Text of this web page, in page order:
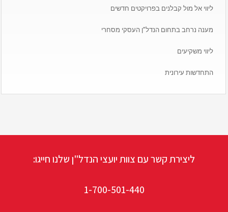
ליווי אל מול קבלנים בפרויקטים חדשים
מענה נרחב בתחום הנדל”ן העסקי מסחרי
ליווי משקיעים
התחדשות עירונית
ליצירת קשר עם צוות יועצי הנדל"ן שלנו חייגו:
1-700-501-440